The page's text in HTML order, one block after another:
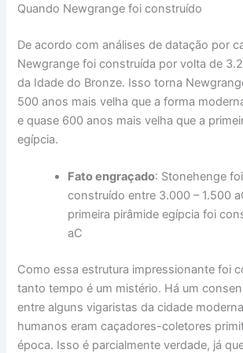
Quando Newgrange foi construído
De acordo com análises de datação por
Newgrange foi construída por volta de
da Idade do Bronze. Isso torna
500 anos mais velha que a forma
e quase 600 anos mais velha que a
egípcia.
Fato engraçado: Stonehenge
construído entre 3.000 – 1.500
primeira pirâmide egípcia foi
aC
Como essa estrutura impressionante foi
tanto tempo é um mistério. Há um
entre alguns vigaristas da cidade
humanos eram caçadores-coletores
época. Isso é parcialmente verdade, já